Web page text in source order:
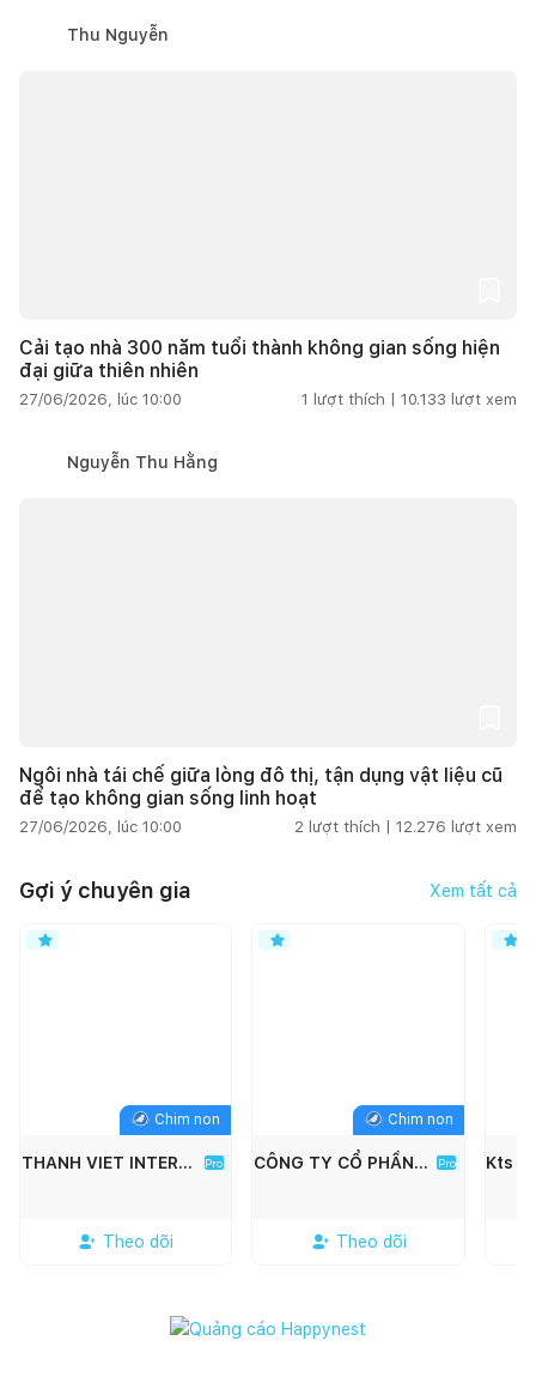
Thu Nguyễn
Cải tạo nhà 300 năm tuổi thành không gian sống hiện
đại giữa thiên nhiên
27/06/2026, lúc 10:00 1 lượt thích | 10.133 lượt xem
Nguyễn Thu Hằng
Ngôi nhà tái chế giữa lòng đô thị, tận dụng vật liệu cũ
để tạo không gian sống linh hoạt
27/06/2026, lúc 10:00 2 lượt thích | 12.276 lượt xem
Gợi ý chuyên gia Xem tất cả
Chim non
THANH VIET INTERIOR Pro
Theo dõi
Chim non
CÔNG TY CỔ PHẦN KIẾN TRÚC XÂY DỰNG SONG PHÁT Pro
Theo dõi